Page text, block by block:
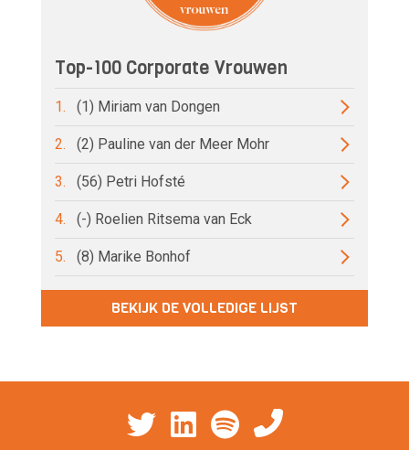
Top-100 Corporate Vrouwen
1. (1) Miriam van Dongen
2. (2) Pauline van der Meer Mohr
3. (56) Petri Hofsté
4. (-) Roelien Ritsema van Eck
5. (8) Marike Bonhof
BEKIJK DE VOLLEDIGE LIJST